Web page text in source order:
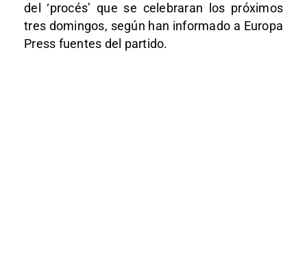
del ‘procés’ que se celebraran los próximos
tres domingos, según han informado a Europa
Press fuentes del partido.